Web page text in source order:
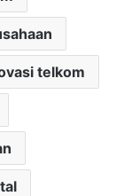
telkom